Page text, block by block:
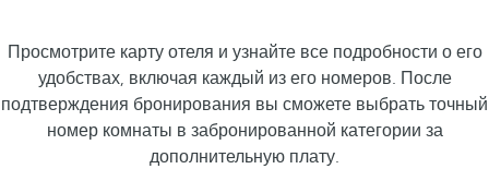
Просмотрите карту отеля и узнайте все подробности о его
удобствах, включая каждый из его номеров. После
подтверждения бронирования вы сможете выбрать точный
номер комнаты в забронированной категории за
дополнительную плату.